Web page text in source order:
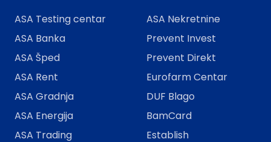
ASA Testing centar
ASA Banka
ASA Šped
ASA Rent
ASA Gradnja
ASA Energija
ASA Trading
ASA Nekretnine
Prevent Invest
Prevent Direkt
Eurofarm Centar
DUF Blago
BamCard
Establish